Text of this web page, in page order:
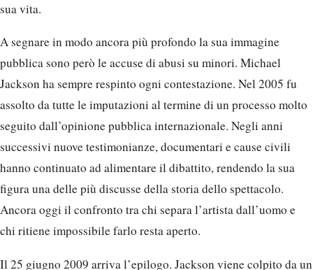
sua vita.
A segnare in modo ancora più profondo la sua immagine
pubblica sono però le accuse di abusi su minori. Michael
Jackson ha sempre respinto ogni contestazione. Nel 2005 fu
assolto da tutte le imputazioni al termine di un processo molto
seguito dall’opinione pubblica internazionale. Negli anni
successivi nuove testimonianze, documentari e cause civili
hanno continuato ad alimentare il dibattito, rendendo la sua
figura una delle più discusse della storia dello spettacolo.
Ancora oggi il confronto tra chi separa l’artista dall’uomo e
chi ritiene impossibile farlo resta aperto.
Il 25 giugno 2009 arriva l’epilogo. Jackson viene colpito da un